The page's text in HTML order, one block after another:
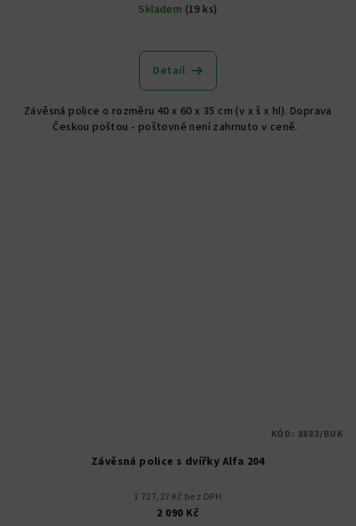
Skladem (19 ks)
Detail
Závěsná police o rozměru 40 x 60 x 35 cm (v x š x hl). Doprava
Českou poštou - poštovné není zahrnuto v ceně.
Závěsná police s dvířky Alfa 204
1 727,27 Kč bez DPH
2 090 Kč
KÓD: 8883/BUK